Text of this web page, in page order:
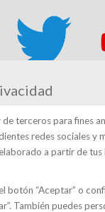
(UPC)
terceros para fines
redes sociales y
a partir de
botón “Aceptar” o
También puedes